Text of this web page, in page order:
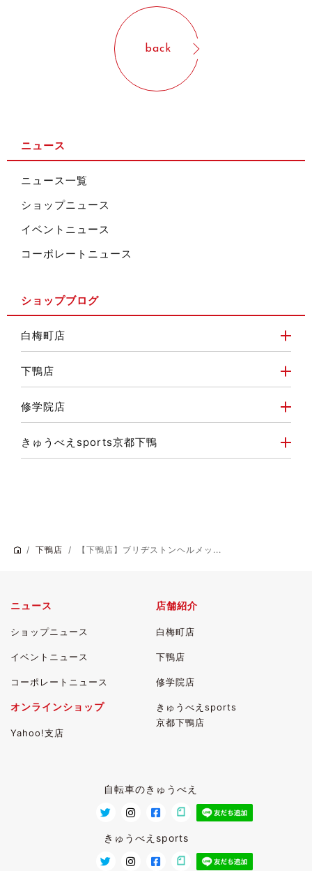
back
ニュース
ニュース一覧
ショップニュース
イベントニュース
コーポレートニュース
ショップブログ
白梅町店
下鴨店
修学院店
きゅうべえsports京都下鴨
下鴨店 【下鴨店】ブリヂストンヘルメッ...
ニュース
ショップニュース
イベントニュース
コーポレートニュース
店舗紹介
白梅町店
下鴨店
修学院店
きゅうべえsports
京都下鴨店
オンラインショップ
Yahoo!支店
自転車のきゅうべえ
きゅうべえsports